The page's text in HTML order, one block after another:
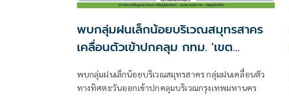
พบกลุ่มฝนเล็กน้อยบริเวณสมุทรสาคร
เคลื่อนตัวเข้าปกคลุม กทม. 'เขต
พบกลุ่มฝนเล็กน้อยบริเวณสมุทรสาคร กลุ่มฝนเคลื่อนตัว
ทางทิศตะวันออกเข้าปกคลุมบริเวณกรุงเทพมหานคร